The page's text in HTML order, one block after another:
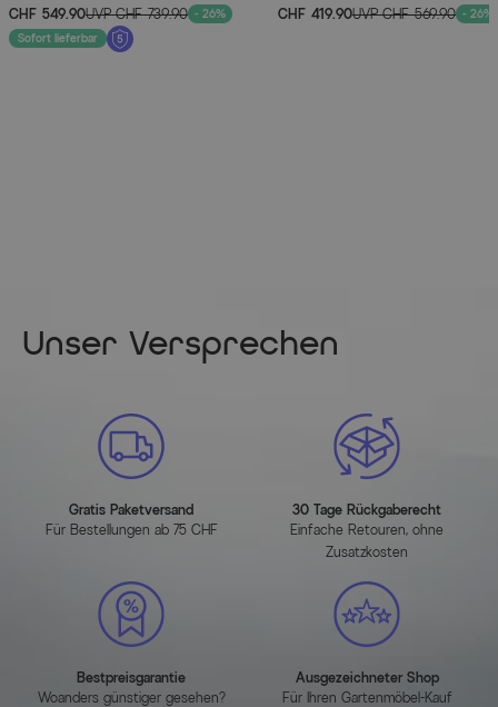
ca. 71,5x59x106 cm
Sitztiefe: ca. 50 cm
Artikelmerkmale
Attribute Werte
Hauptfarbe Anthrazit
Farbe Gestell Anthrazit
Farbe der Sitz-/Liegefläche Anthrazit
CHF 549.90UVPCHF 739.90 - 26%
Sofort lieferbar
CHF 419.90UVPCHF 569.90 - 26%
Unser Versprechen
Gratis Paketversand
Für Bestellungen ab 75 CHF
30 Tage Rückgaberecht
Einfache Retouren, ohne
Zusatzkosten
Bestpreisgarantie
Woanders günstiger gesehen?
Ausgezeichneter Shop
Für Ihren Gartenmöbel-Kauf